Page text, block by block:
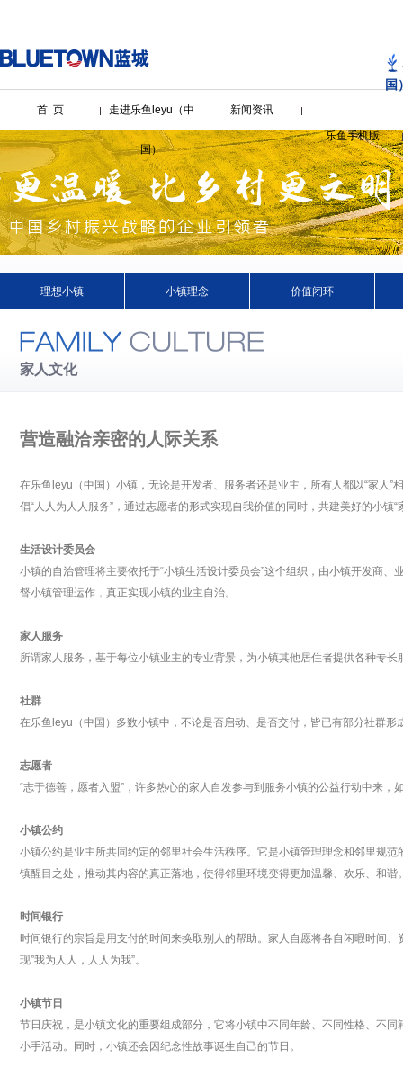
国
首 页 走进乐鱼leyu（中
国）
新闻资讯
乐鱼手机版
理想小镇 小镇理念 价值闭环
家人文化
营造融洽亲密的人际关系
在乐鱼leyu（中国）小镇，无论是开发者、服务者还是业主，所有人都以“家人
倡“人人为人人服务”，通过志愿者的形式实现自我价值的同时，共建美好的小镇“
生活设计委员会
小镇的自治管理将主要依托于“小镇生活设计委员会”这个组织，由小镇开发商
督小镇管理运作，真正实现小镇的业主自治。
家人服务
所谓家人服务，基于每位小镇业主的专业背景，为小镇其他居住者提供各种专
社群
在乐鱼leyu（中国）多数小镇中，不论是否启动、是否交付，皆已有部分社群
志愿者
“志于德善，愿者入盟”，许多热心的家人自发参与到服务小镇的公益行动中来，
小镇公约
小镇公约是业主所共同约定的邻里社会生活秩序。它是小镇管理理念和邻里规
镇醒目之处，推动其内容的真正落地，使得邻里环境变得更加温馨、欢乐、和谐
时间银行
时间银行的宗旨是用支付的时间来换取别人的帮助。家人自愿将各自闲暇时间
现”我为人人，人人为我”。
小镇节日
节日庆祝，是小镇文化的重要组成部分，它将小镇中不同年龄、不同性格、不
小手活动。同时，小镇还会因纪念性故事诞生自己的节日。